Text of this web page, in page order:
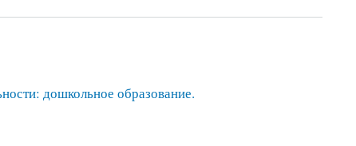
дошкольное образование.